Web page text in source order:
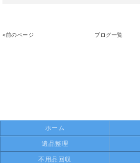
<前のページ ブログ一覧
ホーム
遺品整理
不用品回収